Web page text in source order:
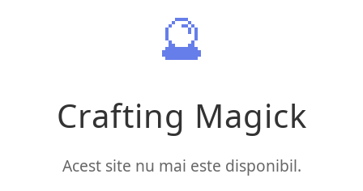
🔮
Crafting Magick
Acest site nu mai este disponibil.